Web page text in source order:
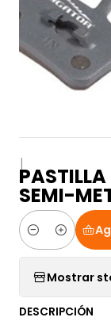
|
SEMI-
Cantidad
Mostrar
DESCRIPCIÓN